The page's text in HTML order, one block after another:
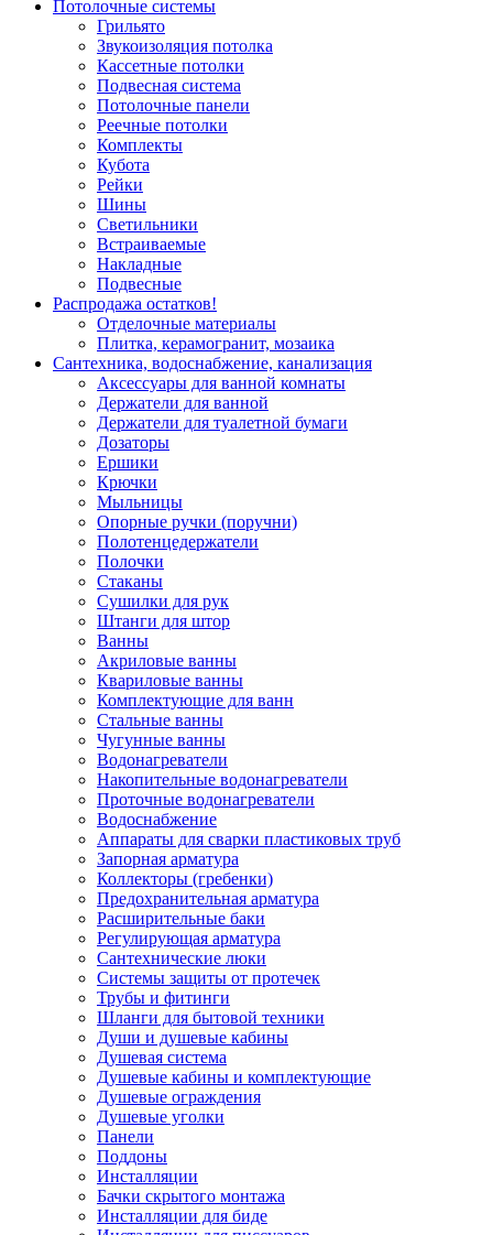
Потолочные системы
Грильято
Звукоизоляция потолка
Кассетные потолки
Подвесная система
Потолочные панели
Реечные потолки
Комплекты
Кубота
Рейки
Шины
Светильники
Встраиваемые
Накладные
Подвесные
Распродажа остатков!
Отделочные материалы
Плитка, керамогранит, мозаика
Сантехника, водоснабжение, канализация
Аксессуары для ванной комнаты
Держатели для ванной
Держатели для туалетной бумаги
Дозаторы
Ершики
Крючки
Мыльницы
Опорные ручки (поручни)
Полотенцедержатели
Полочки
Стаканы
Сушилки для рук
Штанги для штор
Ванны
Акриловые ванны
Квариловые ванны
Комплектующие для ванн
Стальные ванны
Чугунные ванны
Водонагреватели
Накопительные водонагреватели
Проточные водонагреватели
Водоснабжение
Аппараты для сварки пластиковых труб
Запорная арматура
Коллекторы (гребенки)
Предохранительная арматура
Расширительные баки
Регулирующая арматура
Сантехнические люки
Системы защиты от протечек
Трубы и фитинги
Шланги для бытовой техники
Души и душевые кабины
Душевая система
Душевые кабины и комплектующие
Душевые ограждения
Душевые уголки
Панели
Поддоны
Инсталляции
Бачки скрытого монтажа
Инсталляции для биде